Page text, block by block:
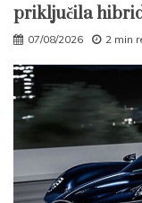
priključila
07/08/2026 2 min